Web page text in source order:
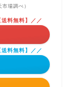
場調べ）
料無料】／／
料無料】／／